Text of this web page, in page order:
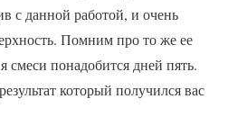
с данной работой, и очень
Помним про то же ее
смеси понадобится дней пять.
который получился вас